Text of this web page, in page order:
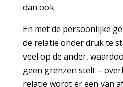
dan ook.
En met de persoonlijke
de relatie onder druk te
veel op de ander,
geen grenzen stelt –
relatie wordt er een van